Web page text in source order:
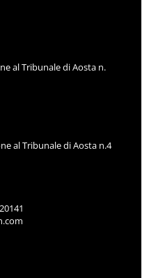
al Tribunale di Aosta n.
al Tribunale di Aosta n.4